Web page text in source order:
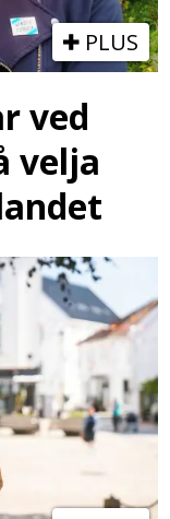
PLUS
ved
velja